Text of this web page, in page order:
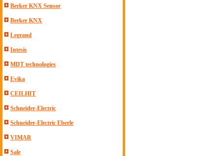
Berker KNX Sensor
Berker KNX
Legrand
Intesis
MDT technologies
Evika
CEILHIT
Schneider-Electric
Schneider-Electric Eberle
VIMAR
Sale